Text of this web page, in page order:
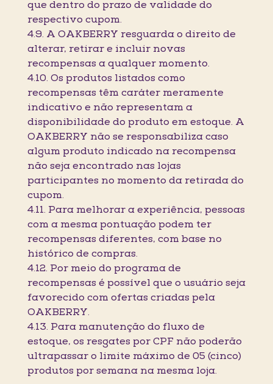
que dentro do prazo de validade do
respectivo cupom.
4.9. A OAKBERRY resguarda o direito de
alterar, retirar e incluir novas
recompensas a qualquer momento.
4.10. Os produtos listados como
recompensas têm caráter meramente
indicativo e não representam a
disponibilidade do produto em estoque. A
OAKBERRY não se responsabiliza caso
algum produto indicado na recompensa
não seja encontrado nas lojas
participantes no momento da retirada do
cupom.
4.11. Para melhorar a experiência, pessoas
com a mesma pontuação podem ter
recompensas diferentes, com base no
histórico de compras.
4.12. Por meio do programa de
recompensas é possível que o usuário seja
favorecido com ofertas criadas pela
OAKBERRY.
4.13. Para manutenção do fluxo de
estoque, os resgates por CPF não poderão
ultrapassar o limite máximo de 05 (cinco)
produtos por semana na mesma loja.